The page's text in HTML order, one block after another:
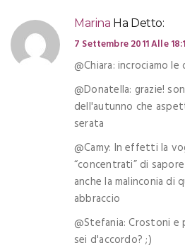
Marina Ha Detto:
7 Settembre 2011 Alle
@Chiara: incrociamo
@Donatella: grazie!
dell'autunno che
serata
@Camy: In effetti la
“concentrati” di
anche la malinconia di
abbraccio
@Stefania: Crostoni e
sei d'accordo? ;)